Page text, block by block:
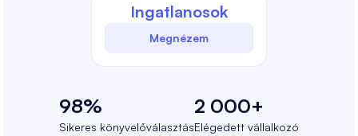
Ingatlanosok
Megnézem
98%
Sikeres könyvelőválasztás
2 000+
Elégedett vállalkozó